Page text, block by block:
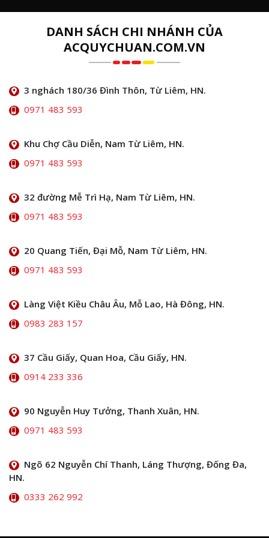
DANH SÁCH CHI NHÁNH CỦA
ACQUYCHUAN.COM.VN
3 nghách 180/36 Đình Thôn, Từ Liêm, HN.
0971 483 593
Khu Chợ Cầu Diễn, Nam Từ Liêm, HN.
0971 483 593
32 đường Mễ Trì Hạ, Nam Từ Liêm, HN.
0971 483 593
20 Quang Tiến, Đại Mỗ, Nam Từ Liêm, HN.
0971 483 593
Làng Việt Kiều Châu Âu, Mỗ Lao, Hà Đông, HN.
0983 283 157
37 Cầu Giấy, Quan Hoa, Cầu Giấy, HN.
0914 233 336
90 Nguyễn Huy Tưởng, Thanh Xuân, HN.
0971 483 593
Ngõ 62 Nguyễn Chí Thanh, Láng Thượng, Đống Đa,
HN.
0333 262 992